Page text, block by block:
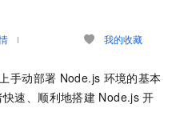
我的收藏
手动部署 Node.js 环境的基本
速、顺利地搭建 Node.js 开